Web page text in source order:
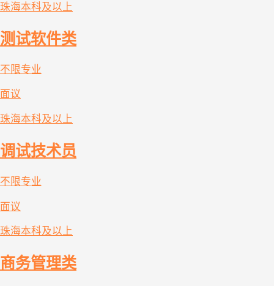
珠海本科及以上
测试软件类
不限专业
面议
珠海本科及以上
调试技术员
不限专业
面议
珠海本科及以上
商务管理类